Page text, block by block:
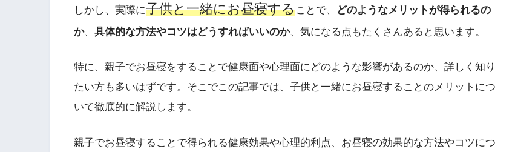
しかし、実際に子供と一緒にお昼寝することで、
どのようなメリットが得られるの
か、 具体的な方法やコツはどうすればいいのか、気になる点もたくさんあると思います。
特に、親子でお昼寝をすることで健康面や心理面にどのような影響があるのか、詳しく知り
たい方も多いはずです。そこでこの記事では、子供と一緒にお昼寝することのメリットにつ
いて徹底的に解説します。
親子でお昼寝することで得られる健康効果や心理的利点、お昼寝の効果的な方法やコツにつ